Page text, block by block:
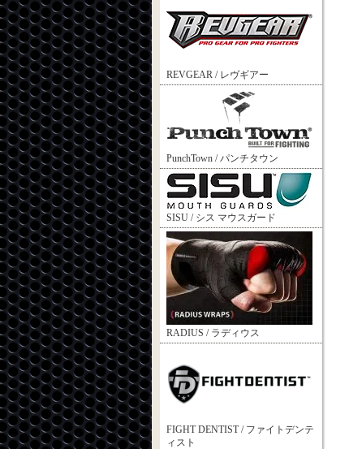
REVGEAR / レヴギアー
PunchTown / パンチタウン
SISU / シス マウスガード
RADIUS / ラディウス
FIGHT DENTIST / ファイトデンテ
ィスト